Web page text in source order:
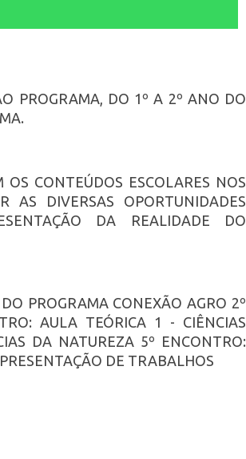
PROGRAMA, DO 1º A 2º ANO DO
CONTEÚDOS ESCOLARES NOS
DIVERSAS OPORTUNIDADES
DA REALIDADE DO
PROGRAMA CONEXÃO AGRO 2º
AULA TEÓRICA 1 - CIÊNCIAS
DA NATUREZA 5º ENCONTRO:
DE TRABALHOS